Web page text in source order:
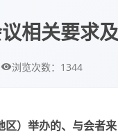
相关要求
浏览次数： 1344
）举办的、与会者